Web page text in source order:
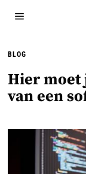
BLOG
Hier moet
van een